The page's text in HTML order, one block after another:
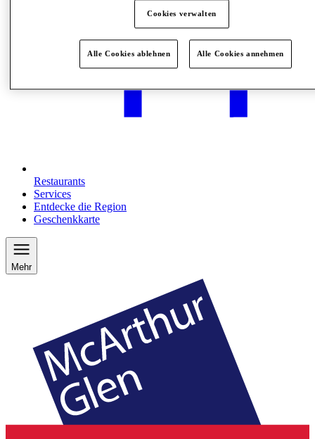
Restaurants
Services
Entdecke die Region
Geschenkkarte
Mehr
Cookies verwalten
Alle Cookies ablehnen Alle Cookies annehmen